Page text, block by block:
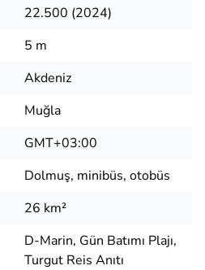
22.500 (2024)
5 m
Akdeniz
Muğla
GMT+03:00
Dolmuş, minibüs, otobüs
26 km²
D-Marin, Gün Batımı Plajı,
Turgut Reis Anıtı